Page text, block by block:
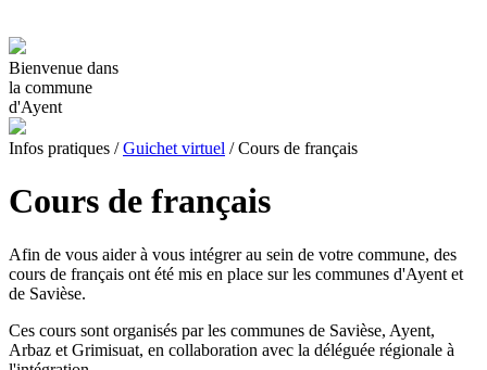
Bienvenue dans
la commune
d'Ayent
Infos pratiques /Guichet virtuel /Cours de français
Cours de français
Afin de vous aider à vous intégrer au sein de votre commune, des
cours de français ont été mis en place sur les communes d'Ayent et
de Savièse.
Ces cours sont organisés par les communes de Savièse, Ayent,
Arbaz et Grimisuat, en collaboration avec la déléguée régionale à